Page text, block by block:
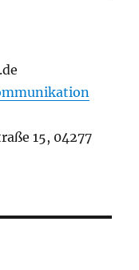
15, 04277